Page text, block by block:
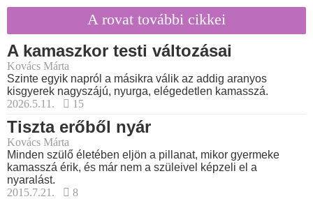
A rovat további cikkei
A kamaszkor testi változásai
Kovács Márta
Szinte egyik napról a másikra válik az addig aranyos
kisgyerek nagyszájú, nyurga, elégedetlen kamasszá.
2026.5.11.
15
Tiszta erőből nyár
Kovács Márta
Minden szülő életében eljön a pillanat, mikor gyermeke
kamasszá érik, és már nem a szüleivel képzeli el a
nyaralást.
2015.7.21.
8